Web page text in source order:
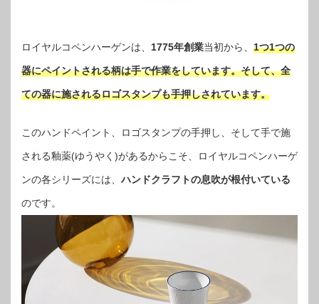
ロイヤルコペンハーゲンは、 1775年創業当初から、 1つ1つの
器にペイントされる柄は手で作業をしています。そして、全
ての器に施されるロゴスタンプも手押しされています。
このハンドペイント、ロゴスタンプの手押し、そして手で施
される釉薬(ゆうやく)があるからこそ、ロイヤルコペンハーゲ
ンの各シリーズには、ハンドクラフトの息吹が根付いている
のです。